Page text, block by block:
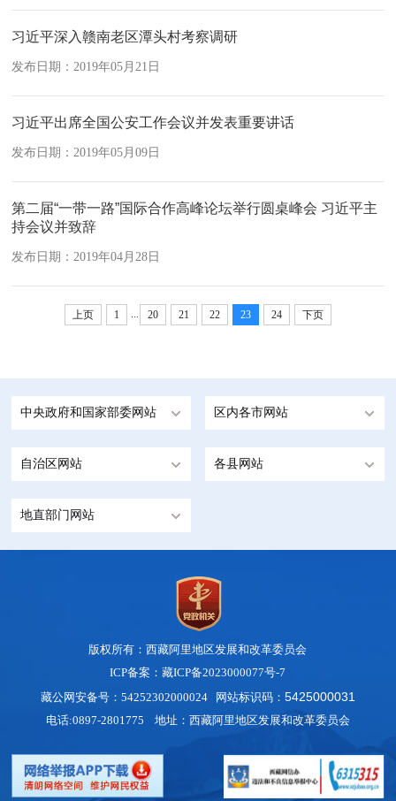
习近平深入赣南老区潭头村考察调研
发布日期：2019年05月21日
习近平出席全国公安工作会议并发表重要讲话
发布日期：2019年05月09日
第二届“一带一路”国际合作高峰论坛举行圆桌峰会 习近平主
持会议并致辞
发布日期：2019年04月28日
上页 1 20 21 22 23 24 下页
中央政府和国家部委网站 区内各市网站
自治区网站 各县网站
地直部门网站
版权所有：西藏阿里地区发展和改革委员会
ICP备案：藏ICP备2023000077号-7
藏公网安备号：54252302000024网站标识码： 5425000031
电话:0897-2801775 地址：西藏阿里地区发展和改革委员会